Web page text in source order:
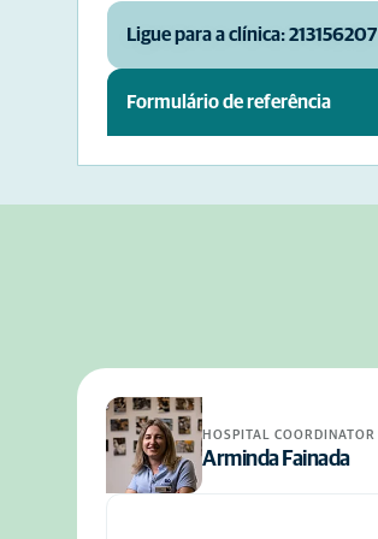
Ligue para a clínica: 213156207
Formulário de referência
HOSPITAL COORDINATOR
Arminda Fainada